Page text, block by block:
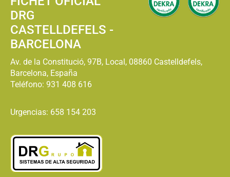
DRG
CASTELLDEFELS -
BARCELONA
Av. de la Constitució, 97B, Local, 08860 Castelldefels,
Barcelona, España
Teléfono: 931 408 616
Urgencias: 658 154 203